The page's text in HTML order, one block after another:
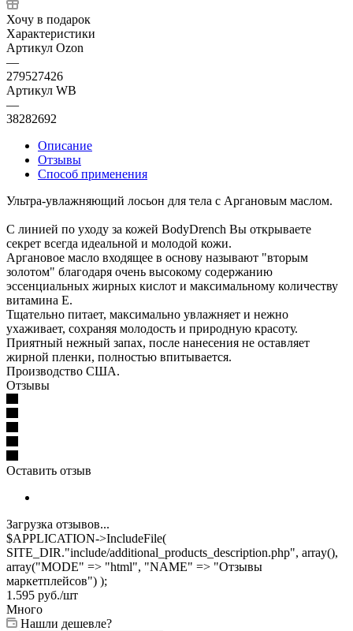
Хочу в подарок
Характеристики
Артикул Ozon
—
279527426
Артикул WB
—
38282692
Описание
Отзывы
Способ применения
Ультра-увлажняющий лосьон для тела с Аргановым маслом.
С линией по уходу за кожей BodyDrench Вы открываете
секрет всегда идеальной и молодой кожи.
Аргановое масло входящее в основу называют "вторым
золотом" благодаря очень высокому содержанию
эссенциальных жирных кислот и максимальному количеству
витамина Е.
Тщательно питает, максимально увлажняет и нежно
ухаживает, сохраняя молодость и природную красоту.
Приятный нежный запах, после нанесения не оставляет
жирной пленки, полностью впитывается.
Производство США.
Отзывы
Оставить отзыв
Загрузка отзывов...
$APPLICATION->IncludeFile(
SITE_DIR."include/additional_products_description.php", array(),
array("MODE" => "html", "NAME" => "Отзывы
маркетплейсов") );
1.595 руб./шт
Много
Нашли дешевле?